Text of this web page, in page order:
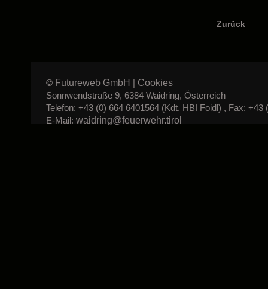
Zurück
© Futureweb GmbH | Cookies
Sonnwendstraße 9, 6384 Waidring, Österreich
Telefon: +43 (0) 664 6401564 (Kdt. HBI Foidl) , Fax: +43
E-Mail: waidring@feuerwehr.tirol